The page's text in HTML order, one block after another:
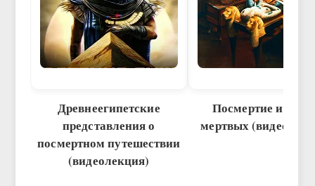
Древнеегипетские
представления о
посмертном путешествии
(видеолекция)
Посмертие и
мертвых